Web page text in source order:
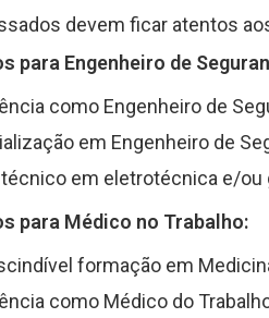
devem ficar atentos
para Engenheiro de
como Engenheiro de
em Engenheiro de
em eletrotécnica e/ou
para Médico no Trabalho:
formação em
como Médico do